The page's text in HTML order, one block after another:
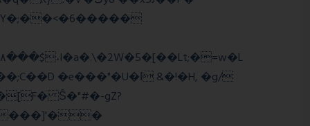
�e���"�U�ǀ &�!�H, �g/
���]'��